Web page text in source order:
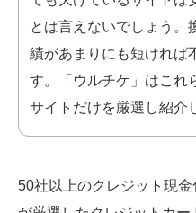
とは言えないでしょう。
績があまりにも短ければ
す。「ウルチケ」はこれ
サイトだけを厳選し紹介
50社以上のクレジット現